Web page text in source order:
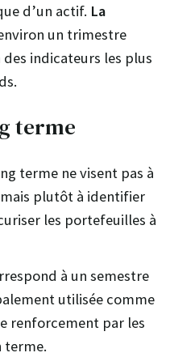
d’un actif. La
un trimestre
indicateurs les plus
terme
terme ne visent pas à
plutôt à identifier
les portefeuilles à
à un semestre
utilisée comme
renforcement par les
terme.